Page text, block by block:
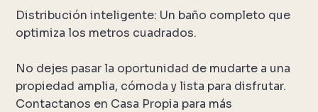
Distribución inteligente: Un baño completo que
optimiza los metros cuadrados.
No dejes pasar la oportunidad de mudarte a una
propiedad amplia, cómoda y lista para disfrutar.
Contactanos en Casa Propia para más